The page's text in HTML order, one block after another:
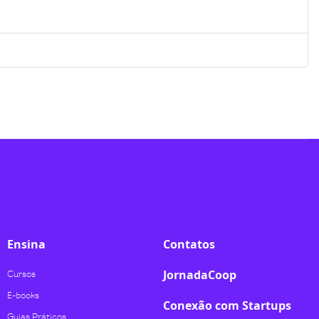
Ensina
Cursos
E-books
Guias Práticos
Contatos
JornadaCoop
Conexão com Startups